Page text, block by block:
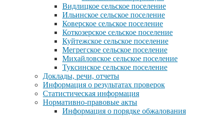
Видлицкое сельское поселение
Ильинское сельское поселение
Коверское сельское поселение
Коткозерское сельское поселение
Куйтежское сельское поселение
Мегрегское сельское поселение
Михайловское сельское поселение
Туксинское сельское поселение
Доклады, речи, отчеты
Информация о результатах проверок
Статистическая информация
Нормативно-правовые акты
Информация о порядке обжалования